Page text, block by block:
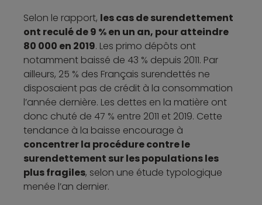
Selon le rapport, les cas de surendettement
ont reculé de 9 % en un an, pour atteindre
80 000 en 2019. Les primo dépôts ont
notamment baissé de 43 % depuis 2011. Par
ailleurs, 25 % des Français surendettés ne
disposaient pas de crédit à la consommation
l’année dernière. Les dettes en la matière ont
donc chuté de 47 % entre 2011 et 2019. Cette
tendance à la baisse encourage à
concentrer la procédure contre le
surendettement sur les populations les
plus fragiles, selon une étude typologique
menée l’an dernier.